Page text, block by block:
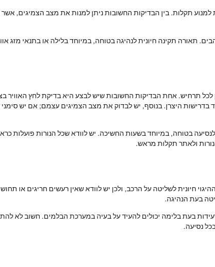
תקלות. בין הבדיקות החשובות ניתן למנות את מצב הצמיגים,
תקינה חיונית לנהיגה בטוחה, במיוחד בלילה או בתנאי מזג
תרחיש. אחת הבדיקות החשובות שיש לבצע היא בדיקת לחץ האוויר
בדרישות היצרן. בנוסף, יש לבדוק את מצב הצמיגים עצמם; אם יש
בטוחה, במיוחד בשעות החשיכה. יש לוודא שכל הנורות פועלות
ולאתר תקלות מראש.
חיונית לשליטה על הרכב, ולכן יש לוודא שאין רעשים חריגים או
בעת הנהיגה.
בעת בלימה יכולים להעיד על בעיה במערכת הבלמים. חשוב לא
נסיעה.